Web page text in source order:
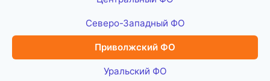
Северо-Западный ФО
Приволжский ФО
Уральский ФО